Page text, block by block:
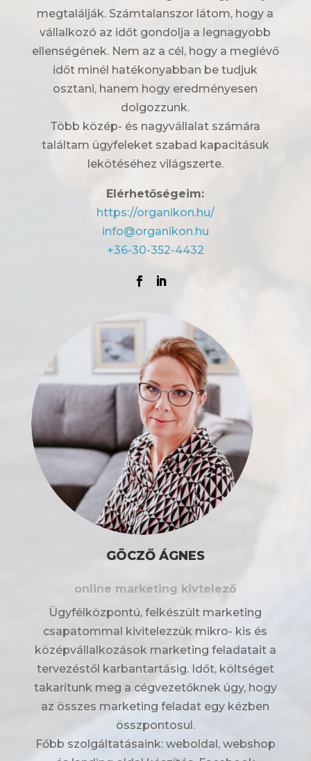
megtalálják. Számtalanszor látom, hogy a
vállalkozó az időt gondolja a legnagyobb
ellenségének. Nem az a cél, hogy a meglévő
időt minél hatékonyabban be tudjuk
osztani, hanem hogy eredményesen
dolgozzunk.
Több közép- és nagyvállalat számára
találtam ügyfeleket szabad kapacitásuk
lekötéséhez világszerte.
Elérhetőségeim:
https://organikon.hu/
info@organikon.hu
+36-30-352-4432
GÖCZŐ ÁGNES
online marketing kivtelező
Ügyfélközpontú, felkészült marketing
csapatommal kivitelezzük mikro- kis és
középvállalkozások marketing feladatait a
tervezéstől karbantartásig. Időt, költséget
takarítunk meg a cégvezetőknek úgy, hogy
az összes marketing feladat egy kézben
összpontosul.
Főbb szolgáltatásaink: weboldal, webshop